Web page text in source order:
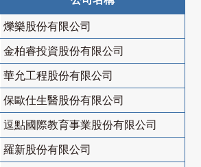
爍樂股份有限公司
金柏睿投資股份有限公司
華允工程股份有限公司
保歐仕生醫股份有限公司
逗點國際教育事業股份有限公司
羅新股份有限公司